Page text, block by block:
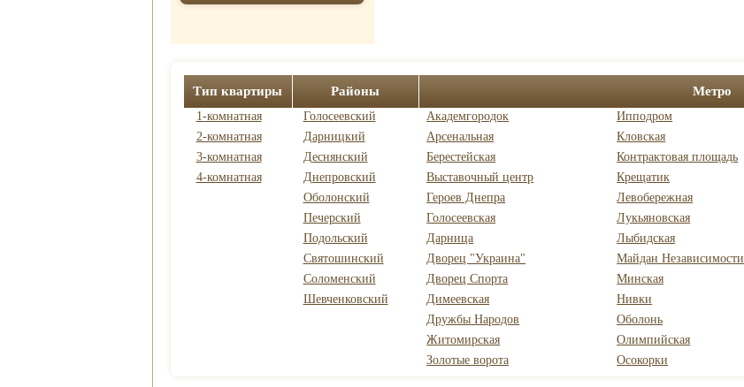
Тип квартиры Районы Метро
1-комнатная
2-комнатная
3-комнатная
4-комнатная
Голосеевский
Дарницкий
Деснянский
Днепровский
Оболонский
Печерский
Подольский
Святошинский
Соломенский
Шевченковский
Академгородок
Арсенальная
Берестейская
Выставочный центр
Героев Днепра
Голосеевская
Дарница
Дворец "Украина"
Дворец Спорта
Димеевская
Дружбы Народов
Житомирская
Золотые ворота
Ипподром
Кловская
Контрактовая площадь
Крещатик
Левобережная
Лукьяновская
Лыбидская
Майдан Независимости
Минская
Нивки
Оболонь
Олимпийская
Осокорки